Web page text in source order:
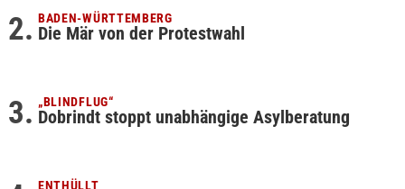
BADEN-WÜRTTEMBERG
Die Mär von der Protestwahl
„BLINDFLUG“
Dobrindt stoppt unabhängige Asylberatung
ENTHÜLLT